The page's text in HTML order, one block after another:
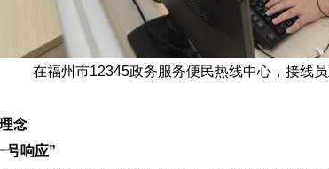
在福州市12345政务服务便民热线中心，接线
念
号响应”